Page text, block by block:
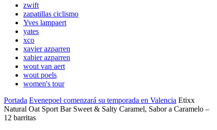
zwift
zapatillas ciclismo
Yves lampaert
yates
xco
xavier azparren
xabier azparren
wout van aert
wout poels
women's tour
Portada Evenepoel comenzará su temporada en Valencia Etixx
Natural Oat Sport Bar Sweet & Salty Caramel, Sabor a Caramelo –
12 barritas